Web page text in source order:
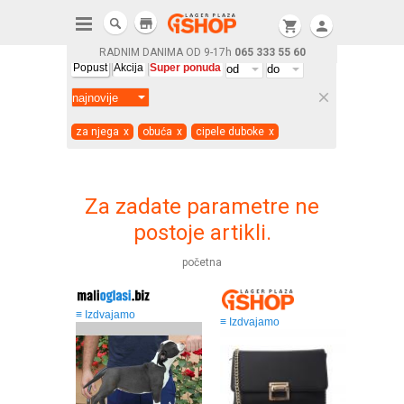
RADNIM DANIMA OD 9-17h 065 333 55 60
shopping_cart person
store
Popust Akcija Super ponuda
clear
za njega x obuća x cipele duboke x
Za zadate parametre ne
postoje artikli.
početna